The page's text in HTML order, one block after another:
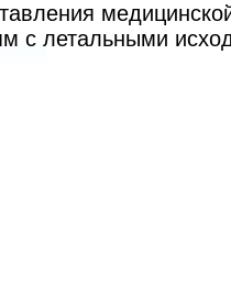
с летальными